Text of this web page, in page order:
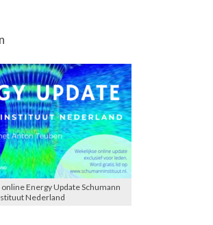
Energy Update Schumann
Nederland